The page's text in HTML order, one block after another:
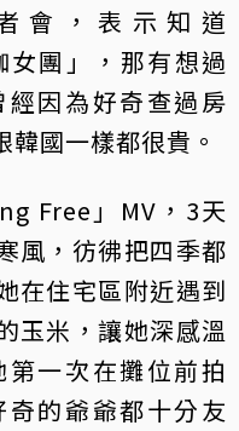
會，表示知道
女團」，那有想過
因為好奇查過房
國一樣都很貴。
Free」MV，3天
風，彷彿把四季都
在住宅區附近遇到
玉米，讓她深感溫
第一次在攤位前拍
的爺爺都十分友